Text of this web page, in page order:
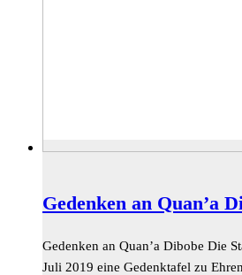
Gedenken an Quan’a
Gedenken an Quan’a Dibobe Die
Juli 2019 eine Gedenktafel zu